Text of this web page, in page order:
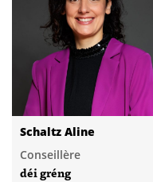
Schaltz Aline
Conseillère
déi gréng